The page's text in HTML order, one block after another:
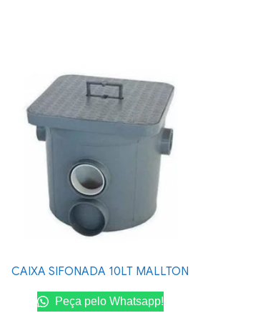
CAIXA SIFONADA 10LT MALLTON
Peça pelo Whatsapp!